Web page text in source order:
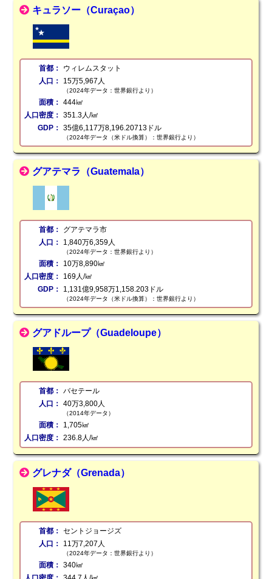
キュラソー（Curaçao）
首都：
ウィレムスタット
人口：
15万5,967人
（2024年データ：世界銀行より）
面積： 444㎢
人口密度： 351.3人/㎢
GDP： 35億6,117万8,196.20713ドル
（2024年データ（米ドル換算）：世界銀行より）
グアテマラ（Guatemala）
首都：
グアテマラ市
人口：
1,840万6,359人
（2024年データ：世界銀行より）
面積：
10万8,890㎢
人口密度：
169人/㎢
GDP：
1,131億9,958万1,158.203ドル
（2024年データ（米ドル換算）：世界銀行より）
グアドループ（Guadeloupe）
首都： バセテール
人口： 40万3,800人
（2014年データ）
面積：
1,705㎢
人口密度： 236.8人/㎢
グレナダ（Grenada）
首都： セントジョージズ
人口：
11万7,207人
（2024年データ：世界銀行より）
面積： 340㎢